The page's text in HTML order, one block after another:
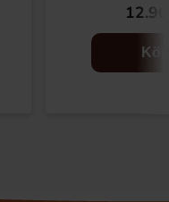
Köp